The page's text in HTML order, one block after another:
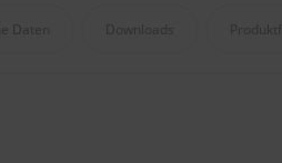
Daten Downloads